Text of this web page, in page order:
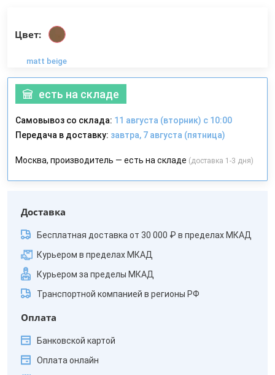
Цвет:
matt beige
есть на складе
Самовывоз со склада: 11 августа (вторник) с 10:00
Передача в доставку: завтра, 7 августа (пятница)
Москва, производитель — есть на складе (доставка 1-3 дня)
Доставка
Бесплатная доставка от 30 000 ₽ в пределах МКАД
Курьером в пределах МКАД
Курьером за пределы МКАД
Транспортной компанией в регионы РФ
Оплата
Банковской картой
Оплата онлайн